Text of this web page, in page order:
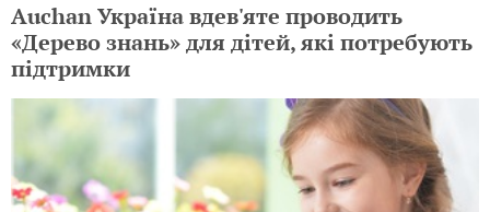
Auchan Україна вдев'яте проводить
«Дерево знань» для дітей, які потребують
підтримки